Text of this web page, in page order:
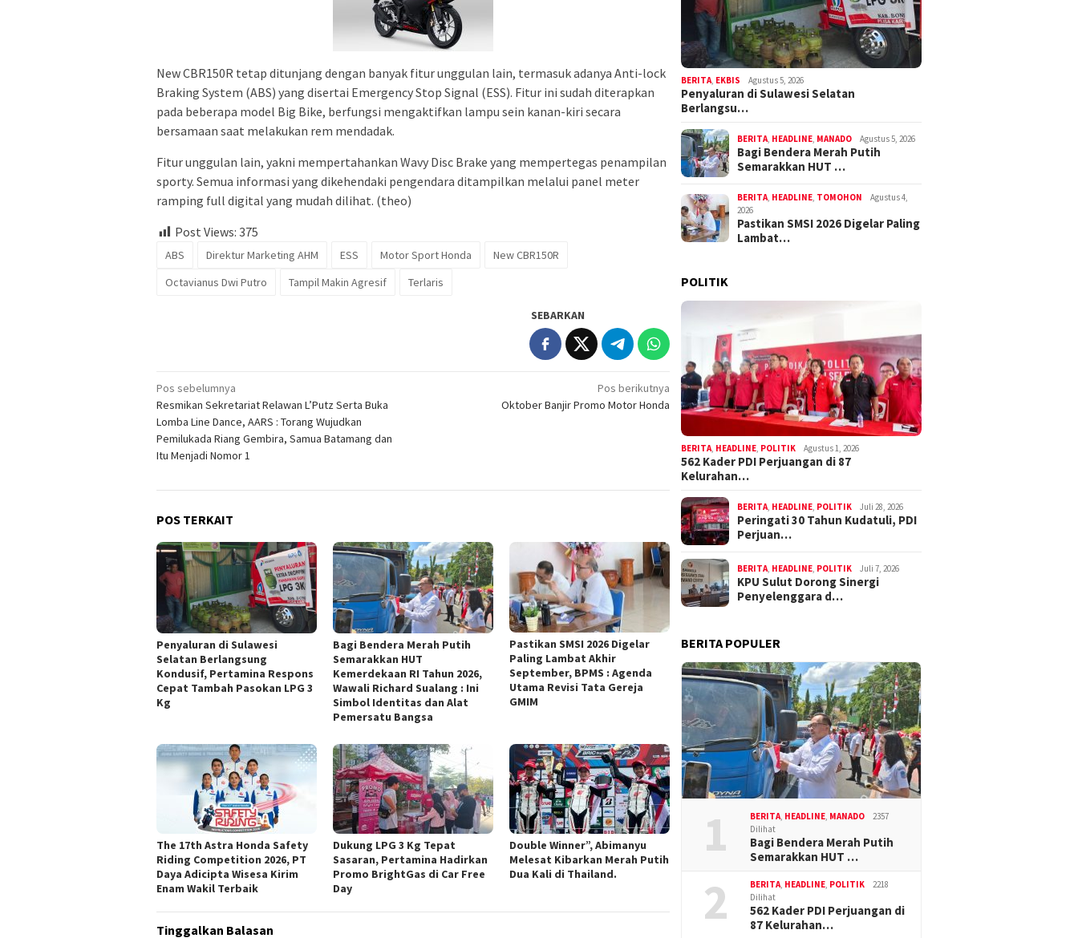
New CBR150R tetap ditunjang dengan banyak fitur unggulan lain, termasuk adanya Anti-lock
Braking System (ABS) yang disertai Emergency Stop Signal (ESS). Fitur ini sudah diterapkan
pada beberapa model Big Bike, berfungsi mengaktifkan lampu sein kanan-kiri secara
bersamaan saat melakukan rem mendadak.
Fitur unggulan lain, yakni mempertahankan Wavy Disc Brake yang mempertegas penampilan
sporty. Semua informasi yang dikehendaki pengendara ditampilkan melalui panel meter
ramping full digital yang mudah dilihat. (theo)
Post Views: 375
ABS Direktur Marketing AHM ESS Motor Sport Honda
New CBR150R
Octavianus Dwi Putro
Tampil Makin Agresif Terlaris
SEBARKAN
Navigasi
pos
Pos sebelumnya
Resmikan Sekretariat Relawan L’Putz Serta Buka
Lomba Line Dance, AARS : Torang Wujudkan
Pemilukada Riang Gembira, Samua Batamang dan
Itu Menjadi Nomor 1
Pos berikutnya
Oktober Banjir Promo Motor Honda
POS TERKAIT
Penyaluran di Sulawesi
Selatan Berlangsung
Kondusif, Pertamina Respons
Cepat Tambah Pasokan LPG 3
Kg
Bagi Bendera Merah Putih
Semarakkan HUT
Kemerdekaan RI Tahun 2026,
Wawali Richard Sualang : Ini
Simbol Identitas dan Alat
Pemersatu Bangsa
Pastikan SMSI 2026 Digelar
Paling Lambat Akhir
September, BPMS : Agenda
Utama Revisi Tata Gereja
GMIM
The 17th Astra Honda Safety
Riding Competition 2026, PT
Daya Adicipta Wisesa Kirim
Enam Wakil Terbaik
Dukung LPG 3 Kg Tepat
Sasaran, Pertamina Hadirkan
Promo BrightGas di Car Free
Day
Double Winner”, Abimanyu
Melesat Kibarkan Merah Putih
Dua Kali di Thailand.
Tinggalkan Balasan
BERITA EKBIS Agustus 5, 2026
Penyaluran di Sulawesi Selatan
Berlangsu…
BERITA HEADLINE MANADO Agustus 5, 2026
Bagi Bendera Merah Putih
Semarakkan HUT …
BERITA HEADLINE TOMOHON
Agustus 4,
2026
Pastikan SMSI 2026 Digelar Paling
Lambat…
POLITIK
BERITA, HEADLINE, POLITIK Agustus 1, 2026
562 Kader PDI Perjuangan di 87
Kelurahan…
BERITA, HEADLINE, POLITIK Juli 28, 2026
Peringati 30 Tahun Kudatuli, PDI
Perjuan…
BERITA, HEADLINE, POLITIK Juli 7, 2026
KPU Sulut Dorong Sinergi
Penyelenggara d…
BERITA POPULER
1 BERITA, HEADLINE, MANADO
2357
Dilihat
Bagi Bendera Merah Putih
Semarakkan HUT …
2 BERITA, HEADLINE, POLITIK
2218
Dilihat
562 Kader PDI Perjuangan di
87 Kelurahan…